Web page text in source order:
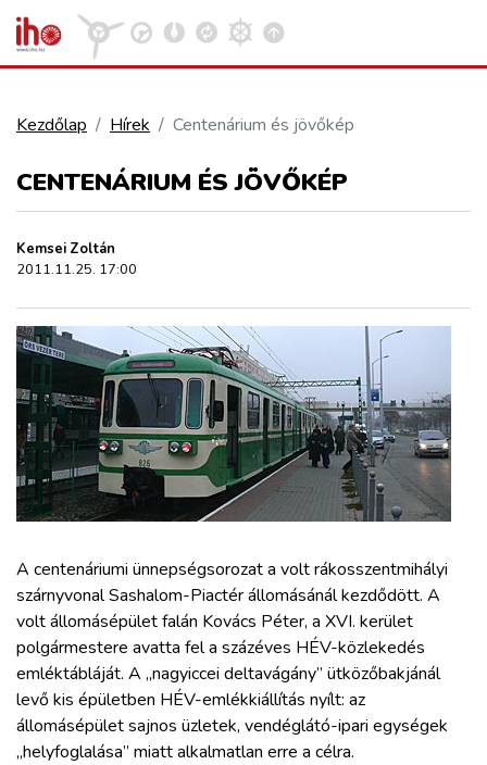
KÖZLEKEDÉSFEJLESZTÉS
ELLÁTÁSI LÁNC
ZÖLDÚT
HAJÓZÁS
BLOG
ARCHÍVUM
WEBSHOP
Kezdőlap Hírek Centenárium és jövőkép
CENTENÁRIUM ÉS JÖVŐKÉP
Kemsei Zoltán
2011.11.25. 17:00
A centenáriumi ünnepségsorozat a volt rákosszentmihályi
szárnyvonal Sashalom-Piactér állomásánál kezdődött. A
volt állomásépület falán Kovács Péter, a XVI. kerület
polgármestere avatta fel a százéves HÉV-közlekedés
emléktábláját. A „nagyiccei deltavágány” ütközőbakjánál
levő kis épületben HÉV-emlékkiállítás nyílt: az
állomásépület sajnos üzletek, vendéglátó-ipari egységek
„helyfoglalása” miatt alkalmatlan erre a célra.